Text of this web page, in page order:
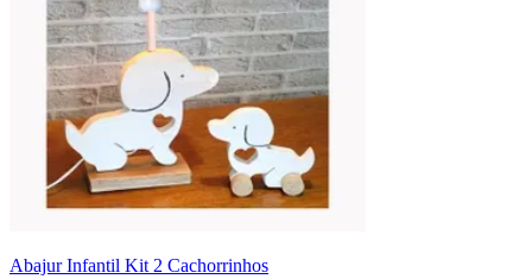
Abajur Infantil Kit 2 Cachorrinhos